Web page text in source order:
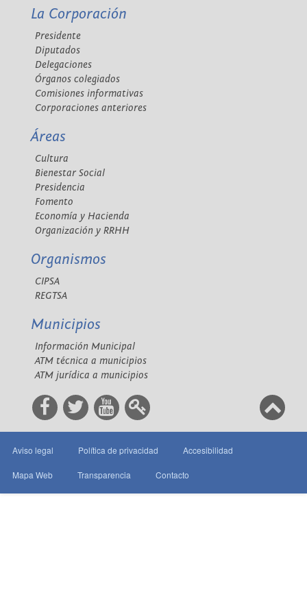
La Corporación
Presidente
Diputados
Delegaciones
Órganos colegiados
Comisiones informativas
Corporaciones anteriores
Áreas
Cultura
Bienestar Social
Presidencia
Fomento
Economía y Hacienda
Organización y RRHH
Organismos
CIPSA
REGTSA
Municipios
Información Municipal
ATM técnica a municipios
ATM jurídica a municipios
Aviso legal Política de privacidad Accesibilidad
Mapa Web Transparencia Contacto